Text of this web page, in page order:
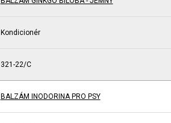
Kondicionér
321-22/C
BALZÁM INODORINA PRO PSY